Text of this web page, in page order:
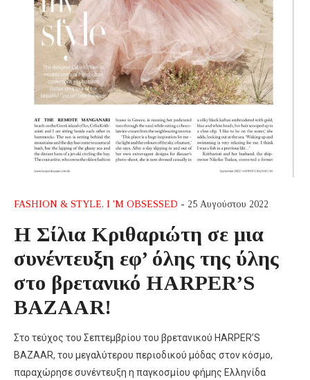
FASHION & STYLE, I 'M OBSESSED - 25 Αυγούστου 2022
Η Σίλια Κριθαριώτη σε μια
συνέντευξη εφ’ όλης της ύλης
στο βρετανικό HARPER’S
BAZAAR!
Στο τεύχος του Σεπτεμβρίου του βρετανικού HARPER’S
BAZAAR, του μεγαλύτερου περιοδικού μόδας στον κόσμο,
παραχώρησε συνέντευξη η παγκοσμίου φήμης Ελληνίδα